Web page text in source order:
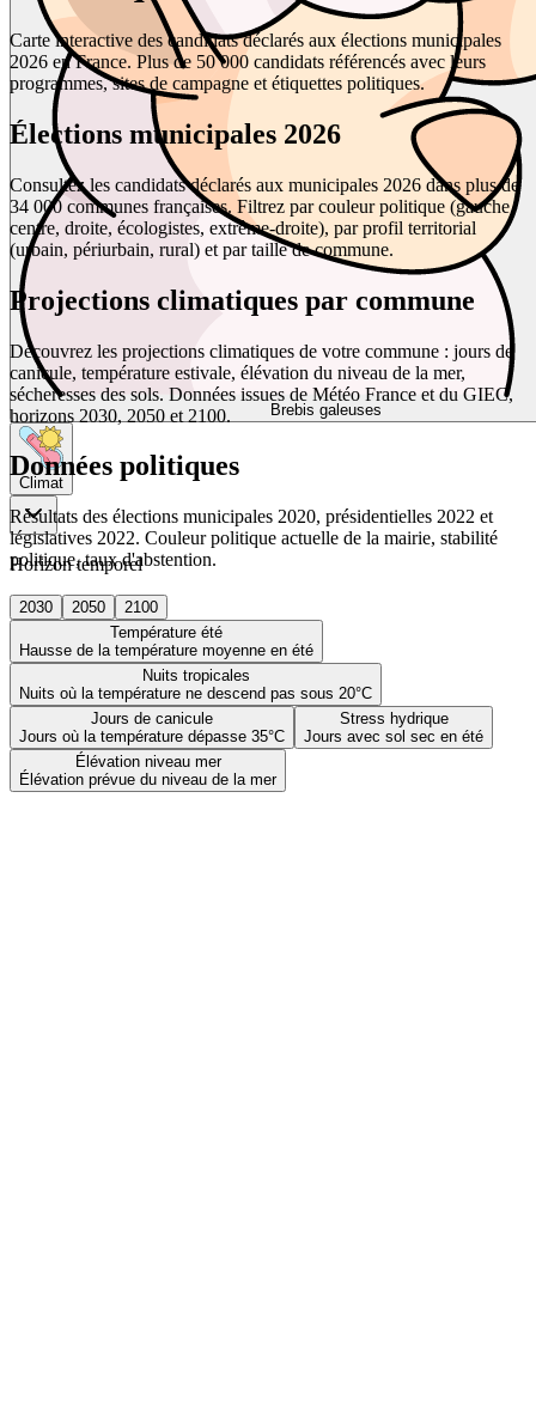
Brebis galeuses
Climat
Horizon temporel
2030 2050
2100
Température été
Hausse de la température moyenne en été
Nuits tropicales
Nuits où la température ne descend pas sous 20°C
Jours de canicule
Jours où la température dépasse 35°C
Stress hydrique
Jours avec sol sec en été
Élévation niveau mer
Élévation prévue du niveau de la mer
Carte interactive des candidats déclarés aux élections municipales
2026 en France. Plus de 50 000 candidats référencés avec leurs
programmes, sites de campagne et étiquettes politiques.
Élections municipales 2026
Consultez les candidats déclarés aux municipales 2026 dans plus de
34 000 communes françaises. Filtrez par couleur politique (gauche,
centre, droite, écologistes, extrême-droite), par profil territorial
(urbain, périurbain, rural) et par taille de commune.
Projections climatiques par commune
Découvrez les projections climatiques de votre commune : jours de
canicule, température estivale, élévation du niveau de la mer,
sécheresses des sols. Données issues de Météo France et du GIEC,
horizons 2030, 2050 et 2100.
Données politiques
Résultats des élections municipales 2020, présidentielles 2022 et
législatives 2022. Couleur politique actuelle de la mairie, stabilité
politique, taux d'abstention.